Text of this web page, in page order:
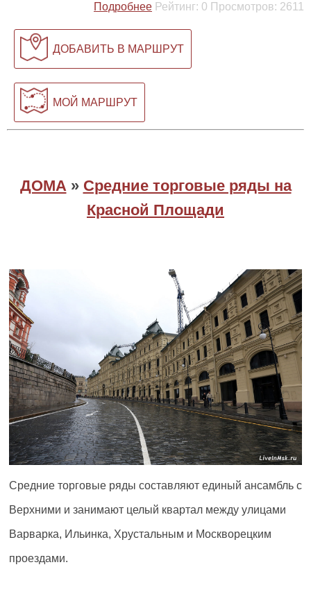
Подробнее Рейтинг: 0 Просмотров: 2611
ДОБАВИТЬ В МАРШРУТ
МОЙ МАРШРУТ
ДОМА » Средние торговые ряды на
Красной Площади
Средние торговые ряды составляют единый ансамбль с
Верхними и занимают целый квартал между улицами
Варварка, Ильинка, Хрустальным и Москворецким
проездами.